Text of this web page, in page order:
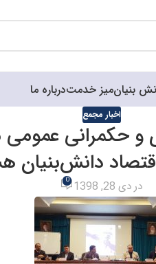
بنیانمیز خدمتدرباره ما
اخبار مجمع
حکمرانی عمومی
دانش‌بنیان
در دی 28, 1398 0